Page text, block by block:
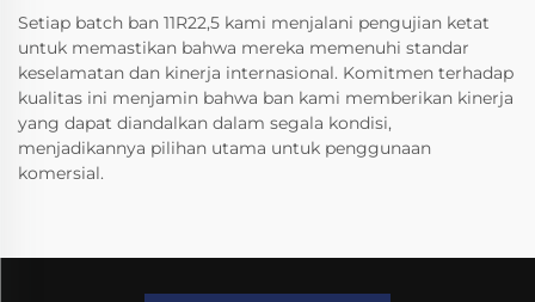
Setiap batch ban 11R22,5 kami menjalani pengujian ketat
untuk memastikan bahwa mereka memenuhi standar
keselamatan dan kinerja internasional. Komitmen terhadap
kualitas ini menjamin bahwa ban kami memberikan kinerja
yang dapat diandalkan dalam segala kondisi,
menjadikannya pilihan utama untuk penggunaan
komersial.